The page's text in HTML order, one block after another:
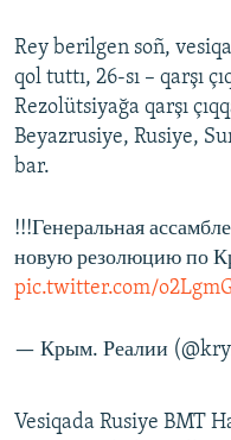
RFE/RS bütün
Rey berilgen soñ,
qol tuttı, 26-sı – qarşı
Rezolütsiyağa qarşı
Beyazrusiye, Rusiye,
bar.
!!!Генеральная
новую резолюцию по
pic.twitter.com/
— Крым. Реалии
Vesiqada Rusiye BMT